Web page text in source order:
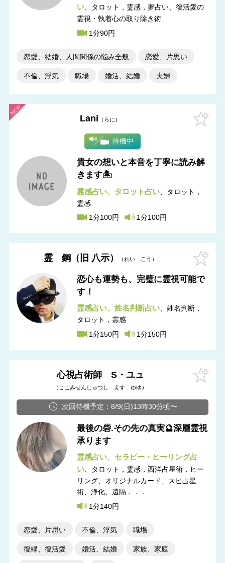
い
タロット，霊感，夢占い
復活愛の
霊視・執着心の取り除き術
1分90円
恋愛、結婚、人間関係の悩み全般 恋愛、片思い
不倫、浮気 職場 婚活、結婚 夫婦
Lani らに
待機中
貴女の想いと本音を丁寧に読み解
きます🏝️
霊感占い タロット占い
タロット，
霊感
1分100円
1分100円
霊 鋼（旧 八示） れい こう
恋心も運勢も、完璧に霊視可能で
す！
霊感占い 姓名判断占い
姓名判断，
タロット，霊感
1分150円
1分150円
心視占術師 S・ユュ
ここみせんじゅつし えす ゆゆ
次回待機予定：8/9(日)13時30分頃〜
最後の砦.その先の真実🔮深層霊視
承ります
霊感占い
セラピー・ヒーリング占
い
タロット，霊感，西洋占星術，ヒー
リング
オリジナルカード、スピ占星
術、浄化、遠隔．．．
1分140円
恋愛、片思い 不倫、浮気 職場
復縁、復活愛 婚活、結婚 家族、家庭